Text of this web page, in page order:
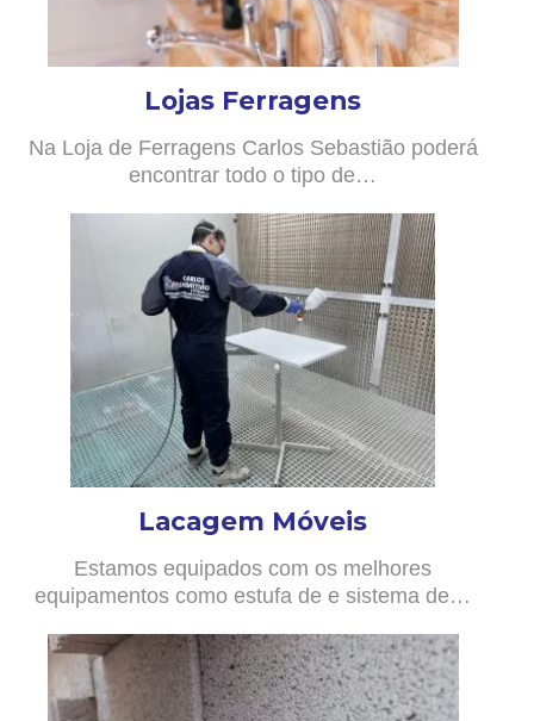
Lojas Ferragens
Na Loja de Ferragens Carlos Sebastião poderá
encontrar todo o tipo de…
Lacagem Móveis
Estamos equipados com os melhores
equipamentos como estufa de e sistema de…